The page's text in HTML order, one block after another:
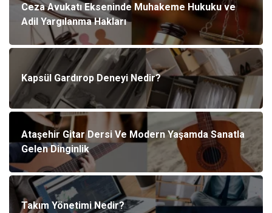
Ceza Avukatı Ekseninde Muhakeme Hukuku ve
Adil Yargılanma Hakları
Kapsül Gardırop Deneyi Nedir?
Ataşehir Gitar Dersi Ve Modern Yaşamda Sanatla
Gelen Dinginlik
Takım Yönetimi Nedir?